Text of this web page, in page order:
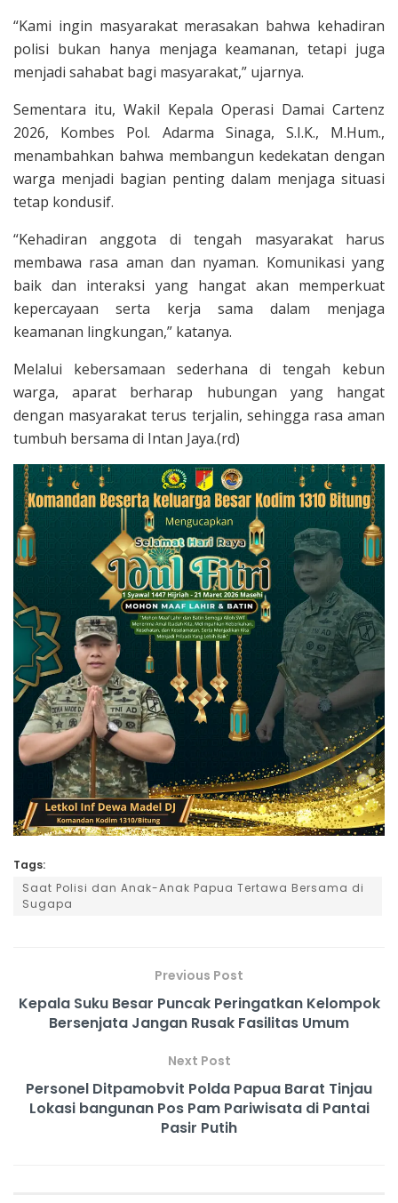
“Kami ingin masyarakat merasakan bahwa kehadiran
polisi bukan hanya menjaga keamanan, tetapi juga
menjadi sahabat bagi masyarakat,” ujarnya.
Sementara itu, Wakil Kepala Operasi Damai Cartenz
2026, Kombes Pol. Adarma Sinaga, S.I.K., M.Hum.,
menambahkan bahwa membangun kedekatan dengan
warga menjadi bagian penting dalam menjaga situasi
tetap kondusif.
“Kehadiran anggota di tengah masyarakat harus
membawa rasa aman dan nyaman. Komunikasi yang
baik dan interaksi yang hangat akan memperkuat
kepercayaan serta kerja sama dalam menjaga
keamanan lingkungan,” katanya.
Melalui kebersamaan sederhana di tengah kebun
warga, aparat berharap hubungan yang hangat
dengan masyarakat terus terjalin, sehingga rasa aman
tumbuh bersama di Intan Jaya.(rd)
Tags:
Saat Polisi dan Anak-Anak Papua Tertawa Bersama di
Sugapa
Previous Post
Kepala Suku Besar Puncak Peringatkan Kelompok
Bersenjata Jangan Rusak Fasilitas Umum
Next Post
Personel Ditpamobvit Polda Papua Barat Tinjau
Lokasi bangunan Pos Pam Pariwisata di Pantai
Pasir Putih